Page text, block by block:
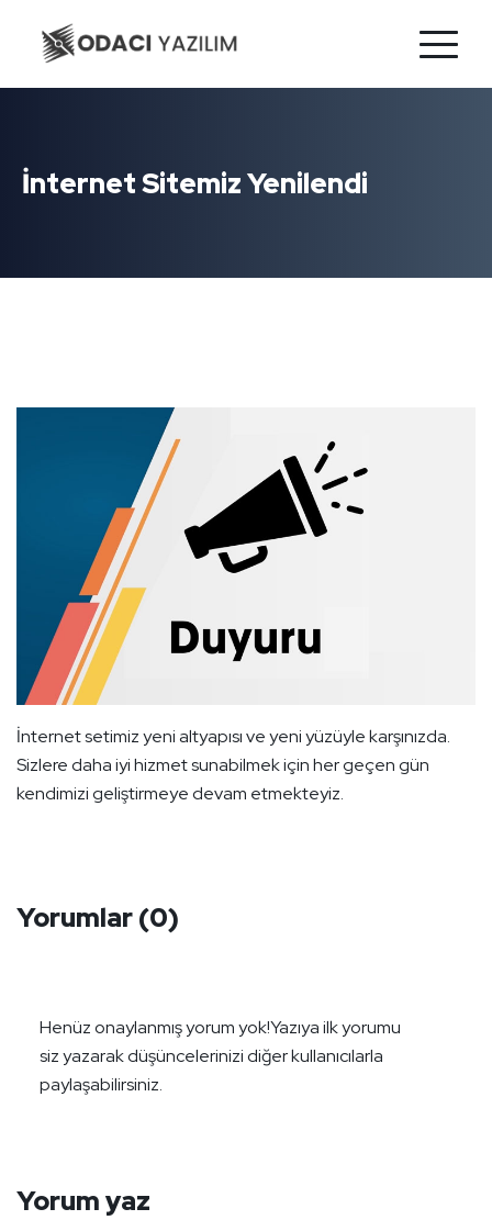
İnternet Sitemiz Yenilendi
İnternet setimiz yeni altyapısı ve yeni yüzüyle karşınızda.
Sizlere daha iyi hizmet sunabilmek için her geçen gün
kendimizi geliştirmeye devam etmekteyiz.
Yorumlar(0)
Henüz onaylanmış yorum yok!Yazıya ilk yorumu
siz yazarak düşüncelerinizi diğer kullanıcılarla
paylaşabilirsiniz.
Yorum yaz